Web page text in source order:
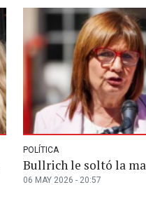
POLÍTICA
Bullrich le soltó la
06 MAY 2026 - 20:57